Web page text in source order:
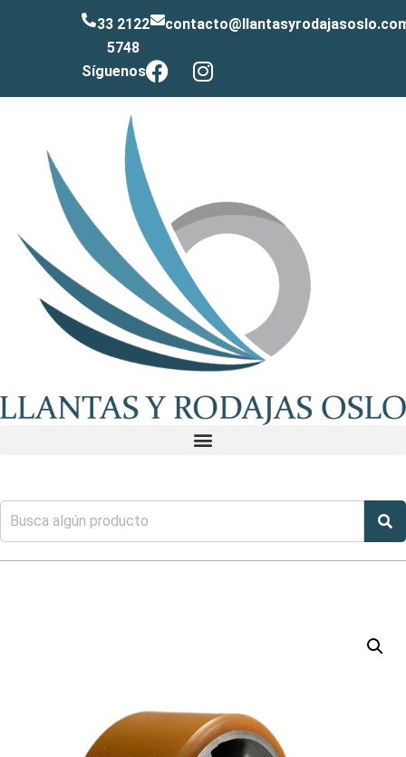
33 2122
5748
Síguenos